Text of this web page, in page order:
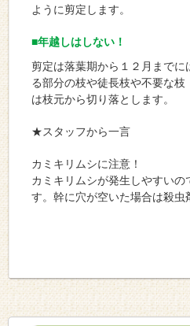
ように剪定します。
■年越しはしない！
剪定は落葉期から１２月まで
る部分の枝や徒長枝や不要な枝
は枝元から切り落とします。
★スタッフから一言
カミキリムシに注意！
カミキリムシが発生しやすいの
す。幹に穴が空いた場合は殺虫